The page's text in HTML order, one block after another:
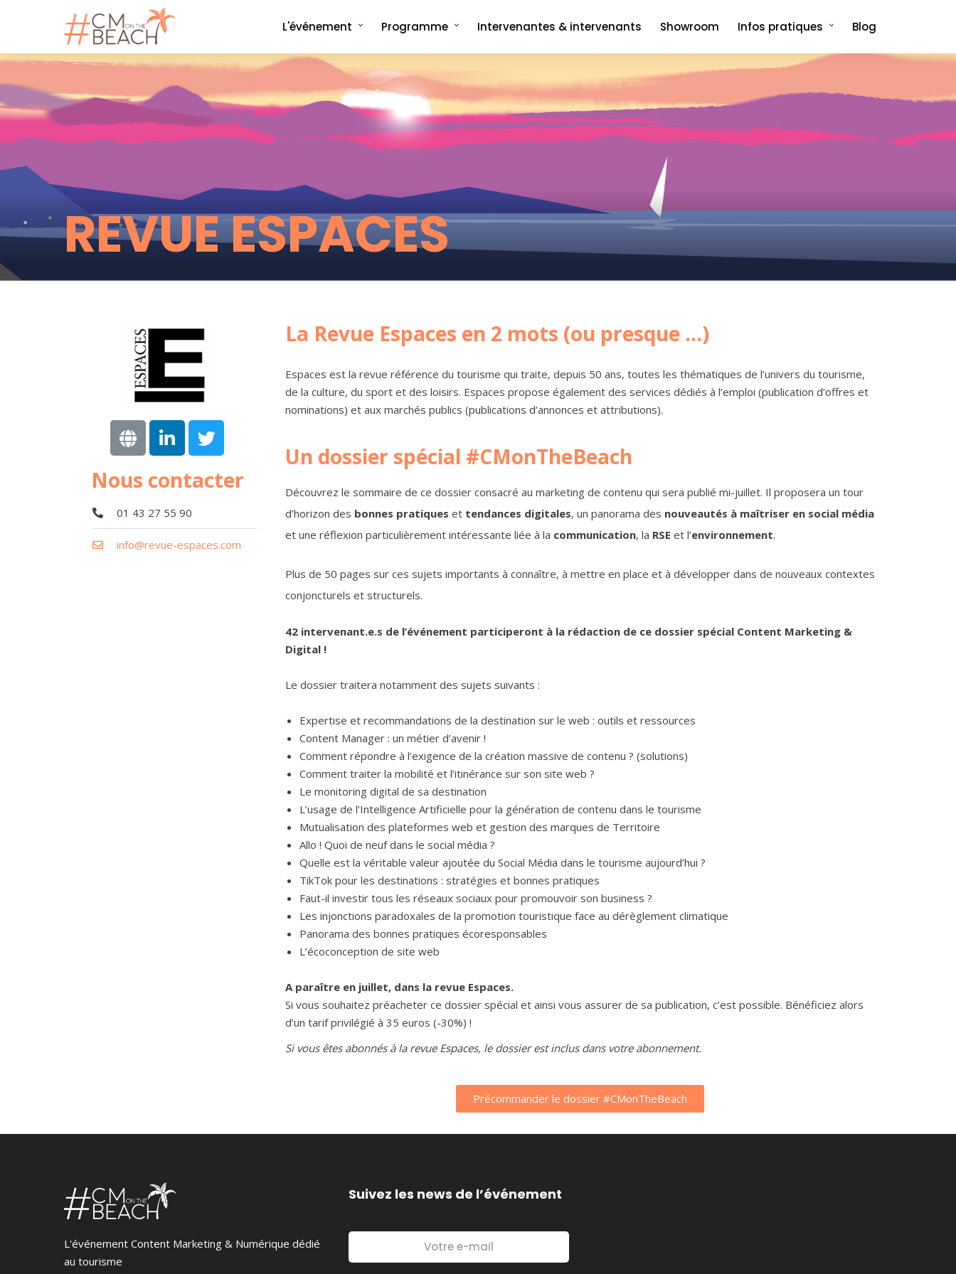
L'événement
Le concept
Nos Partenaires en 2025
Nos engagements
Programme
Les formats signatures
CMonTheBeach
Speech on The Beach
Les replays de
CMonTheBeach
Les replays de l'édition 2021
Intervenantes & intervenants Showroom Infos pratiques
Comment venir et où dormir ?
Blog
REVUE ESPACES
Nous contacter
01 43 27 55 90
info@revue-espaces.com
La Revue Espaces en 2 mots (ou presque ...)
Espaces est la revue référence du tourisme qui traite, depuis 50 ans, toutes les thématiques de l’univers du tourisme,
de la culture, du sport et des loisirs. Espaces propose également des services dédiés à l’emploi (publication d’offres et
nominations) et aux marchés publics (publications d’annonces et attributions).
Un dossier spécial #CMonTheBeach
Découvrez le sommaire de ce dossier consacré au marketing de contenu qui sera publié mi-juillet. Il proposera un tour
d’horizon des bonnes pratiques et tendances digitales, un panorama des nouveautés à maîtriser en social média
et une réflexion particulièrement intéressante liée à la communication, la RSE et l’environnement.
Plus de 50 pages sur ces sujets importants à connaître, à mettre en place et à développer dans de nouveaux contextes
conjoncturels et structurels.
42 intervenant.e.s de l’événement participeront à la rédaction de ce dossier spécial Content Marketing &
Digital !
Le dossier traitera notamment des sujets suivants :
Expertise et recommandations de la destination sur le web : outils et ressources
Content Manager : un métier d’avenir !
Comment répondre à l’exigence de la création massive de contenu ? (solutions)
Comment traiter la mobilité et l’itinérance sur son site web ?
Le monitoring digital de sa destination
L’usage de l’Intelligence Artificielle pour la génération de contenu dans le tourisme
Mutualisation des plateformes web et gestion des marques de Territoire
Allo ! Quoi de neuf dans le social média ?
Quelle est la véritable valeur ajoutée du Social Média dans le tourisme aujourd’hui ?
TikTok pour les destinations : stratégies et bonnes pratiques
Faut-il investir tous les réseaux sociaux pour promouvoir son business ?
Les injonctions paradoxales de la promotion touristique face au dérèglement climatique
Panorama des bonnes pratiques écoresponsables
L’écoconception de site web
A paraître en juillet, dans la revue Espaces.
Si vous souhaitez préacheter ce dossier spécial et ainsi vous assurer de sa publication, c’est possible. Bénéficiez alors
d’un tarif privilégié à 35 euros (-30%) !
Si vous êtes abonnés à la revue Espaces, le dossier est inclus dans votre abonnement.
Précommander le dossier #CMonTheBeach
L'événement Content Marketing & Numérique dédié
au tourisme
Suivez les news de l’événement